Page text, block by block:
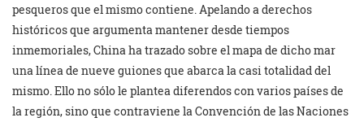
pesqueros que el mismo contiene. Apelando a derechos
históricos que argumenta mantener desde tiempos
inmemoriales, China ha trazado sobre el mapa de dicho mar
una línea de nueve guiones que abarca la casi totalidad del
mismo. Ello no sólo le plantea diferendos con varios países de
la región, sino que contraviene la Convención de las Naciones